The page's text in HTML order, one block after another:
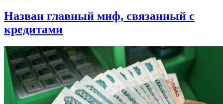
Назван главный миф, связанный с
кредитами